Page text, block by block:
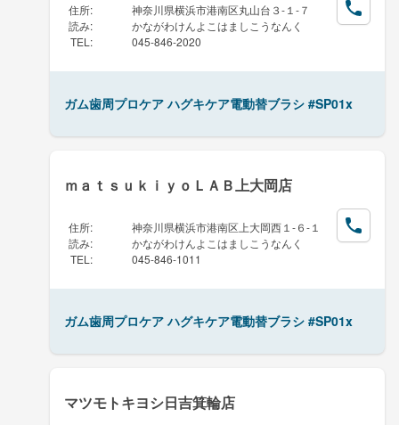
住所:
神奈川県横浜市港南区丸山台３-１-７
読み:
かながわけんよこはましこうなんく
TEL : 045-846-2020
ガム歯周プロケア ハグキケア電動替ブラシ #SP01x
ｍａｔｓｕｋｉｙｏＬＡＢ上大岡店
住所:
神奈川県横浜市港南区上大岡西１-６-１
読み:
かながわけんよこはましこうなんく
TEL : 045-846-1011
ガム歯周プロケア ハグキケア電動替ブラシ #SP01x
マツモトキヨシ日吉箕輪店